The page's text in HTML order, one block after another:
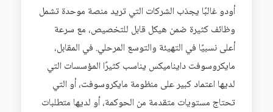
أودو غالبًا يجذب الشركات التي تريد منصة موحدة تشمل
وظائف كثيرة ضمن هيكل قابل للتخصيص، مع سرعة
أعلى نسبيًا في التهيئة والتوسع المرحلي. في المقابل،
مايكروسوفت دايناميكس يناسب كثيرًا المؤسسات التي
لديها اعتماد كبير على منظومة مايكروسوفت، أو التي
تحتاج مستويات متقدمة من الحوكمة، أو لديها متطلبات